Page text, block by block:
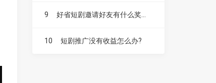
9
10 短剧推广没有收益怎么办?